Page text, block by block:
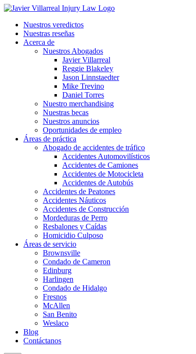
Nuestros veredictos
Nuestras reseñas
Acerca de
Nuestros Abogados
Javier Villarreal
Reggie Blakeley
Jason Linnstaedter
Mike Trevino
Daniel Torres
Nuestro merchandising
Nuestras becas
Nuestros anuncios
Oportunidades de empleo
Áreas de práctica
Abogado de accidentes de tráfico
Accidentes Automovilísticos
Accidentes de Camiones
Accidentes de Motocicleta
Accidentes de Autobús
Accidentes de Peatones
Accidentes Náuticos
Accidentes de Construcción
Mordeduras de Perro
Resbalones y Caídas
Homicidio Culposo
Áreas de servicio
Brownsville
Condado de Cameron
Edinburg
Harlingen
Condado de Hidalgo
Fresnos
McAllen
San Benito
Weslaco
Blog
Contáctanos